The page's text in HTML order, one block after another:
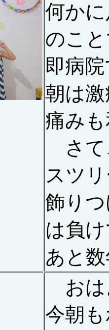
何か
のこ
即病
朝は
痛み
さて
スツ
飾り
は負
あと
おは
今朝